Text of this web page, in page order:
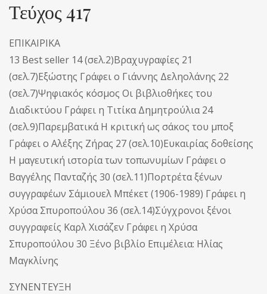
Τεύχος 417
ΕΠΙΚΑΙΡΙΚΑ
13 Best seller 14 (σελ.2)Βραχυγραφίες 21
(σελ.7)Εξώστης Γράφει ο Γιάννης Δεληολάνης 22
(σελ.7)Ψηφιακός κόσμος Οι βιβλιοθήκες του
Διαδικτύου Γράφει η Τιτίκα Δημητρούλια 24
(σελ.9)Παρεμβατικά Η κριτική ως σάκος του μποξ
Γράφει ο Αλέξης Ζήρας 27 (σελ.10)Ευκαιρίας δοθείσης
Η μαγευτική ιστορία των τοπωνυμίων Γράφει ο
Βαγγέλης Πανταζής 30 (σελ.11)Πορτρέτα ξένων
συγγραφέων Σάμιουελ Μπέκετ (1906-1989) Γράφει η
Χρύσα Σπυροπούλου 36 (σελ.14)Σύγχρονοι ξένοι
συγγραφείς Καρλ Χισάζεν Γράφει η Χρύσα
Σπυροπούλου 30 Ξένο βιβλίο Επιμέλεια: Ηλίας
Μαγκλίνης
ΣΥΝΕΝΤΕΥΞΗ